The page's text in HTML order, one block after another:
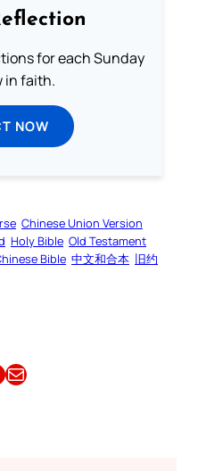
for each Sunday
in faith.
NOW
Chinese Union Version
Holy Bible Old Testament
Bible 中文和合本 旧约
Email this Article